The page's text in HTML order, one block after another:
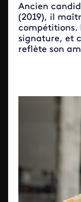
Ancien
(2019), il
compétitions.
signature, et
reflète son